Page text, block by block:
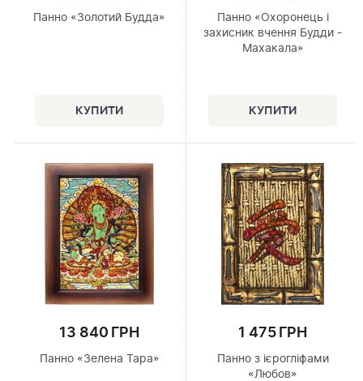
Панно «Золотий Будда»
Панно «Охоронець і
захисник вчення Будди -
Махакала»
13 840 ГРН
Панно «Зелена Тара»
1 475 ГРН
Панно з ієрогліфами
«Любов»